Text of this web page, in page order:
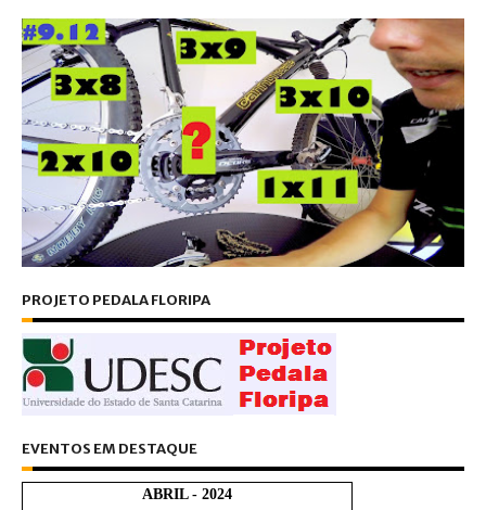
PROJETO PEDALA FLORIPA
EVENTOS EM DESTAQUE
ABRIL - 2024